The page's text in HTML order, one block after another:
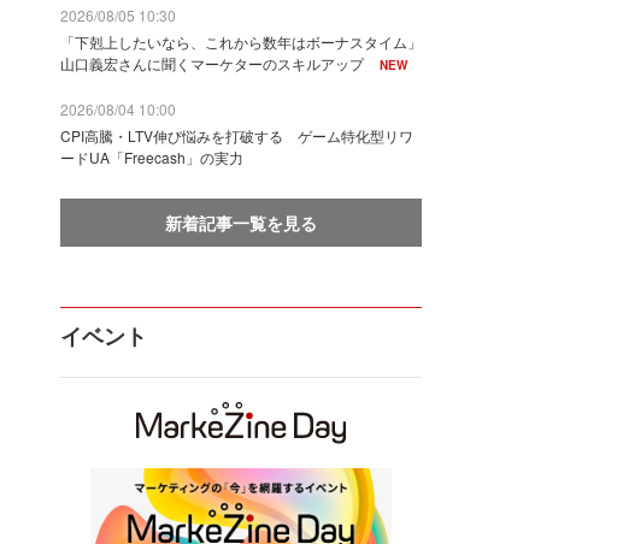
2026/08/05 10:30
「下剋上したいなら、これから数年はボーナスタイム」
山口義宏さんに聞くマーケターのスキルアップ
NEW
2026/08/04 10:00
CPI高騰・LTV伸び悩みを打破する ゲーム特化型リワ
ードUA「Freecash」の実力
新着記事一覧を見る
イベント